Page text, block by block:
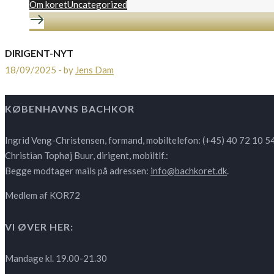
Om koretUncategorized
DIRIGENT-NYT
18/09/2025 - by Jens Dam
KØBENHAVNS BACHKOR
Ingrid Veng-Christensen, formand, mobiltelefon: (+45) 40 72 10
Christian Tophøj Buur, dirigent, mobiltlf.:
Begge modtager mails på adressen: info@bachkoret.dk.
Medlem af KOR72
VI ØVER HER:
Mandage kl. 19.00-21.30